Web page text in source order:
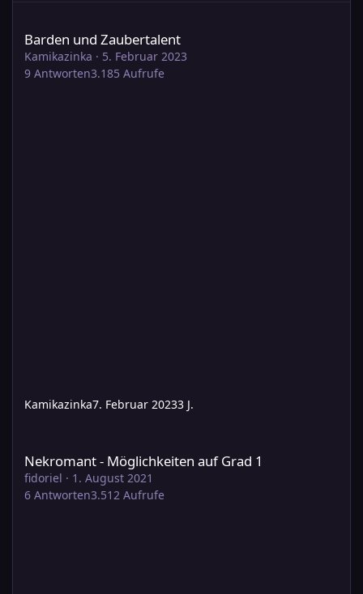
Barden und Zaubertalent
Kamikazinka · 5. Februar 2023
9 Antworten3.185 Aufrufe
Kamikazinka7. Februar 20233 J.
Nekromant - Möglichkeiten auf Grad 1
fidoriel · 1. August 2021
6 Antworten3.512 Aufrufe